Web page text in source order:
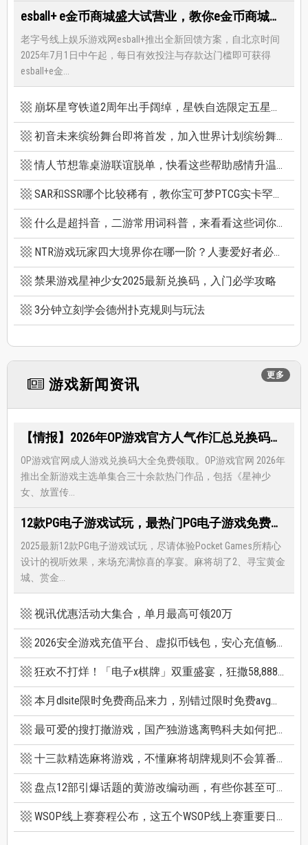
esball+ e金币商城盛大试营业，教你e金币商城怎么兑换最优惠
老字号线上娱乐游戏网esball+推出全新回馈方案，自北京时间
2025年7月1日中午起，每日有效投注与存款达门槛即可获得
esball+e金...
崩坏星穹铁道2周年出手阔绰，星铁自选限定五星竟有超保值人权角，新卡池机制一篇看懂
初音未来缤纷舞台即将首发，加入世界计划缤纷舞台前你必须知道的八件事
情人节想靠桌游联谊脱单，快看这些帮助感情升温的桌游技巧
SAR和SSR哪个比较稀有，教你宝可梦PTCG实卡罕贵度怎么看
什么是超抖音，二游常用词科普，来看看这些词你看得懂多少个
NTR游戏玩家四大境界你在哪一阶？人妻爱好者必看三款精选NTR游戏推荐
禁果游戏星神少女2025最新兑换码，入门必学攻略
3分钟立刻学会德州扑克规则与玩法
更多
游戏新闻资讯
【情报】2026年OP游戏官方人气作汇总兑换码大全，限时免费礼包领取-每月更新
OP游戏官网成人游戏兑换码大全免费领取。OP游戏官网 2026年
推出全新游戏主选单集合三十余款热门作品，包括《星神少
女、放置传...
12款PG电子游戏试玩，最热门PG电子游戏免费试玩，还有超多福利等著你
2025最新12款PG电子游戏试玩，尽请体验Pocket Games所精心
设计的视听效果，来场充满惊喜的享宴。麻将胡了2、寻宝黄金
城、赏金...
视讯优惠活动大集合，单月最高可领20万
2026安全游戏充值平台、虚拟币钱包，安心充值畅快游戏
狂欢不打烊！「电子x棋牌」双重盛宴，狂撒58,888巨额红利
本月dlsite限时免费商品来力，别错过限时免费avg成人游戏和免费插画集
最可爱的搜打撤游戏，国产独游逃离鸭科夫如何把搜打撤玩出新高度
十三款精选麻将游戏，不懂麻将胡牌规则不会算番也能玩
盘点12部引爆话题的黄游改编动画，有些你甚至可能不知道它原作是黄游
WSOP线上赛赛程公布，这五个WSOP线上赛重要日期千万别错过